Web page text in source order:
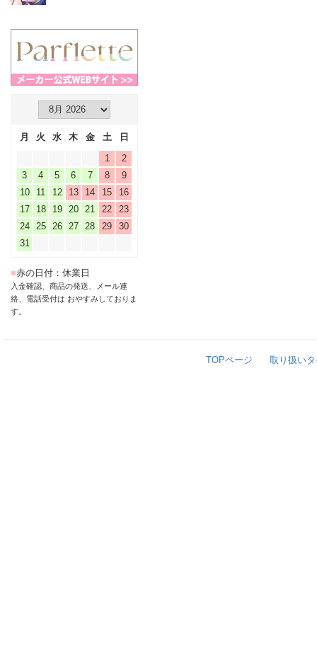
月 火 水 木 金 土
日
1
2
3
4 5 6 7 8
9
10
11 12 13 14 15
16
17
18 19 20 21 22
23
24
25 26 27 28 29
30
31
■赤の日付：休業日
入金確認、商品の発送、メール連
絡、電話受付は おやすみしておりま
す。
TOPページ 取り扱い